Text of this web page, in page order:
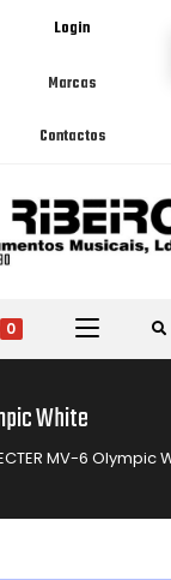
Login
Marcas
Contactos
0
White
MV-6 Olympic